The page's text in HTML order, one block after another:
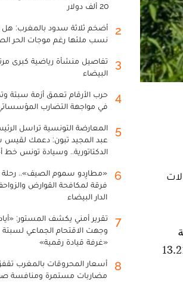
بالاستعمالات
22 أبريل 2021، اجتماعا لتقديم مشروع قانون رقم 13.21
20 ألف دولار
2
أضخم ثلاثة سدود بالمغرب:
نسب ملئها رغم موجات الحر
3
تفاصيل منشأة رياضية كبرى
البيضاء
4
حرب الأرقام تعمق أزمة سبتة
في مواجهة التضارب
5
المعارضة التونسية تراسل
عبد المجيد تبون: دعمك
الدكتاتورية.. وسيادة تونس خط
6
«مطارِدو سموم الصيف».. رحلة
فرقة لمكافحة القوارض
الدار البيضاء
7
تقرير أمني يكشف المستور:
وجهت الاقتحام الجماعي لسبتة
«غرفة قيادة رقمية»
8
أسعار المحروقات بالمغرب
مضاربات مستمرة ومنافسة